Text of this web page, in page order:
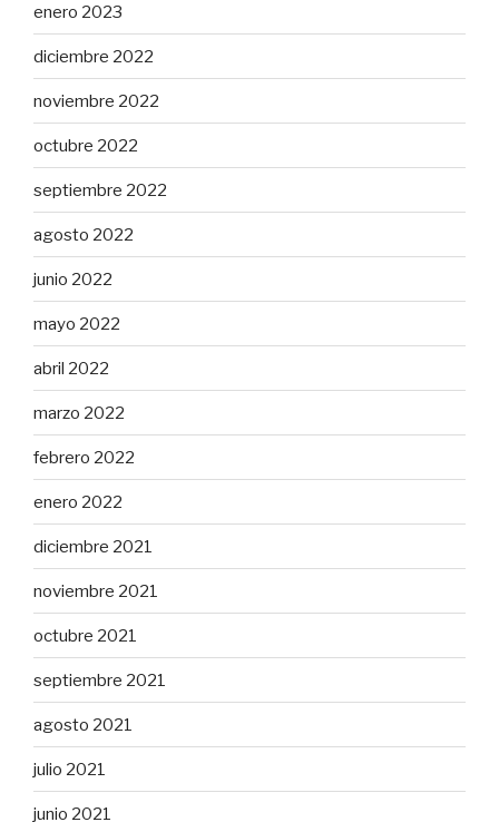
enero 2023
diciembre 2022
noviembre 2022
octubre 2022
septiembre 2022
agosto 2022
junio 2022
mayo 2022
abril 2022
marzo 2022
febrero 2022
enero 2022
diciembre 2021
noviembre 2021
octubre 2021
septiembre 2021
agosto 2021
julio 2021
junio 2021